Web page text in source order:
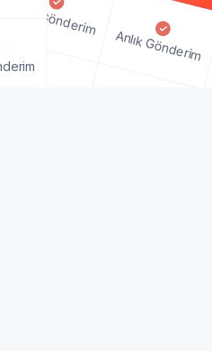
Anlık Gönderim
Anlık Gönderim